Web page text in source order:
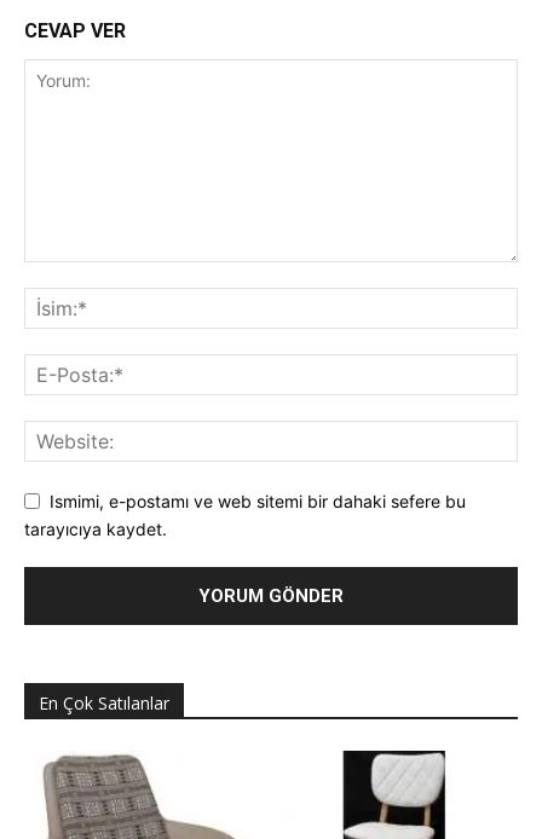
CEVAP VER
Ismimi, e-postamı ve web sitemi bir dahaki sefere bu
tarayıcıya kaydet.
En Çok Satılanlar